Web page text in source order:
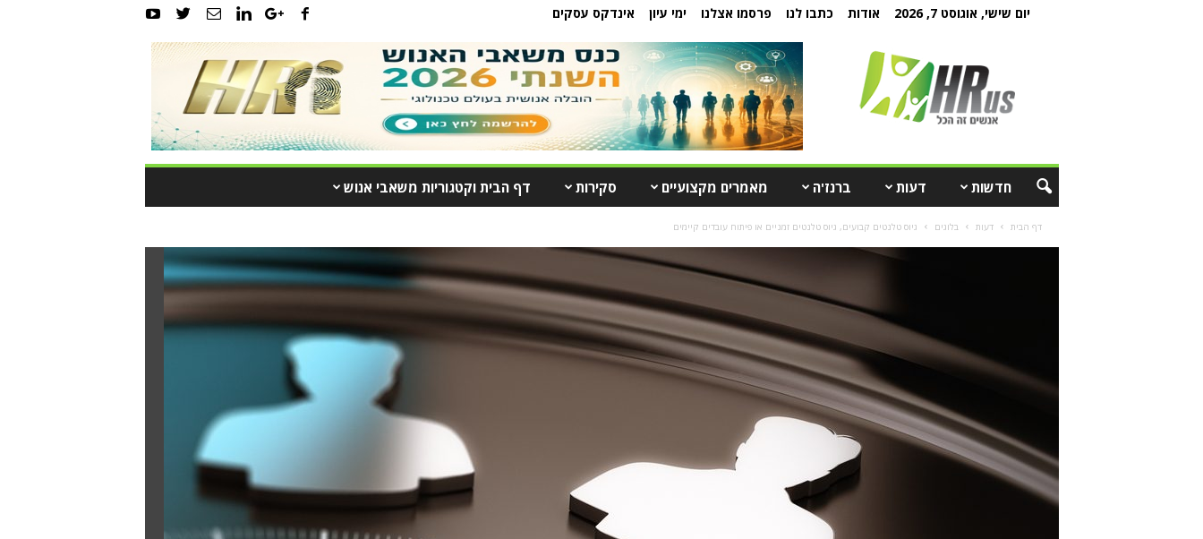
יום שישי, אוגוסט 7, 2026 אודות כתבו לנו פרסמו אצלנו ימי עיון אינדקס עסקים
חדשות דעות ברנז'ה מאמרים מקצועיים סקירות דף הבית וקטגוריות משאבי אנוש
דף הבית דעות בלוגים גיוס טלנטים קבועים, גיוס טלנטים זמניים או פיתוח עובדים קיימים